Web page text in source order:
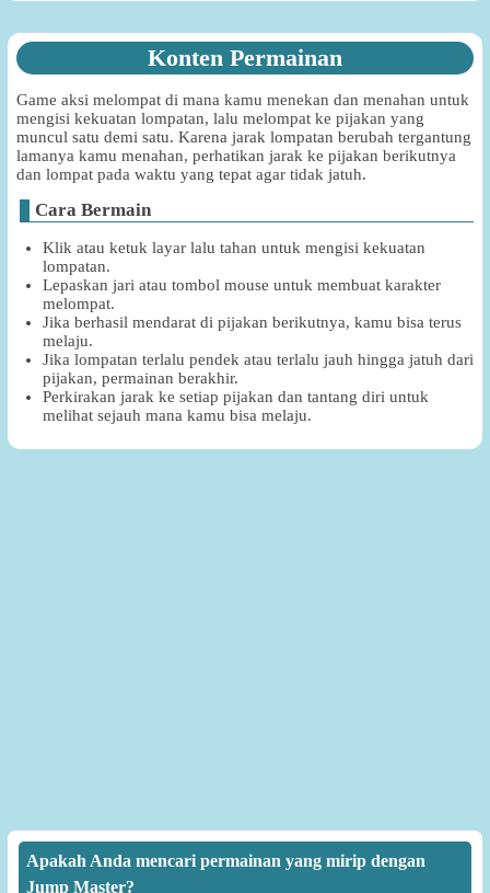
Konten Permainan
Game aksi melompat di mana kamu menekan dan menahan untuk
mengisi kekuatan lompatan, lalu melompat ke pijakan yang
muncul satu demi satu. Karena jarak lompatan berubah tergantung
lamanya kamu menahan, perhatikan jarak ke pijakan berikutnya
dan lompat pada waktu yang tepat agar tidak jatuh.
Cara Bermain
Klik atau ketuk layar lalu tahan untuk mengisi kekuatan
lompatan.
Lepaskan jari atau tombol mouse untuk membuat karakter
melompat.
Jika berhasil mendarat di pijakan berikutnya, kamu bisa terus
melaju.
Jika lompatan terlalu pendek atau terlalu jauh hingga jatuh dari
pijakan, permainan berakhir.
Perkirakan jarak ke setiap pijakan dan tantang diri untuk
melihat sejauh mana kamu bisa melaju.
Apakah Anda mencari permainan yang mirip dengan
Jump Master?